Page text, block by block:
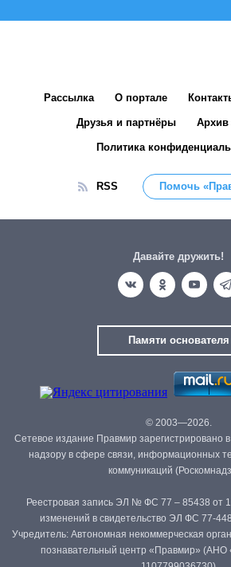
Рассылка О портале
Друзья и партнёры Архив
Политика
RSS Помочь
Давайте дружить!
Памяти основателя
© 2003—2026.
Сетевое издание Правмир зарегистрировано
надзору в сфере связи, информационных
коммуникаций
Реестровая запись ЭЛ № ФС 77 – 85438 от
изменений в свидетельство ЭЛ ФС 77-
Учредитель: Автономная некоммерческая
познавательный центр «Правмир»